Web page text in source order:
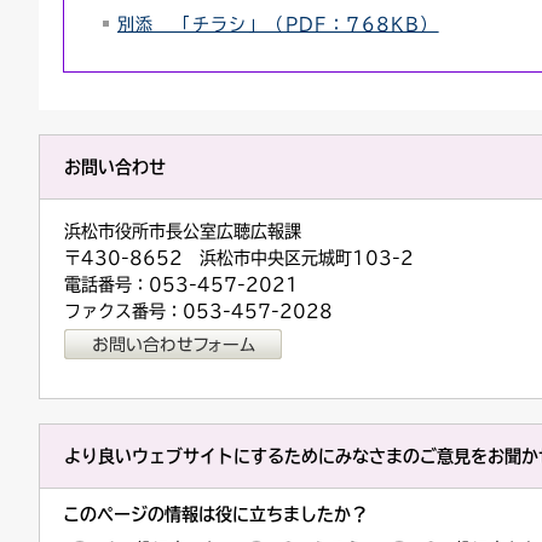
別添 「チラシ」（PDF：768KB）
お問い合わせ
浜松市役所市長公室広聴広報課
〒430-8652 浜松市中央区元城町103-2
電話番号：053-457-2021
ファクス番号：053-457-2028
より良いウェブサイトにするためにみなさまのご意見をお聞か
このページの情報は役に立ちましたか？